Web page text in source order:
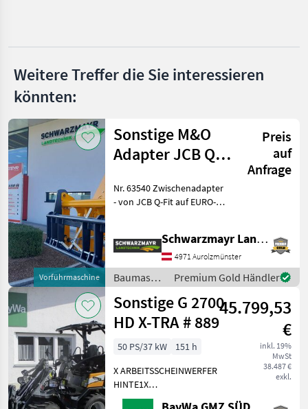
Weitere Treffer die Sie interessieren
könnten:
Vorführmaschine
Sonstige M&O
Adapter JCB Q -
Preis
auf
Anfrage
Nr. 63540 Zwischenadapter
- von JCB Q-Fit auf EURO-
Tragkraft VFG-gebraucht
Das Verkaufsteam der Fa.
Schwarzmayr Landtechnik GmbH - Aurolzmünster
4971 Aurolzmünster
Baumaschinen
/ Sonstige
Premium Gold Händler
Sonstige G 2700
HD X-TRA # 889
45.799,53
€
inkl. 19%
MwSt
38.487 €
exkl.
50 PS/37 kW
151 h
X ARBEITSSCHEINWERFER
HINTE1X
ARBEITSSCHEINWERFER